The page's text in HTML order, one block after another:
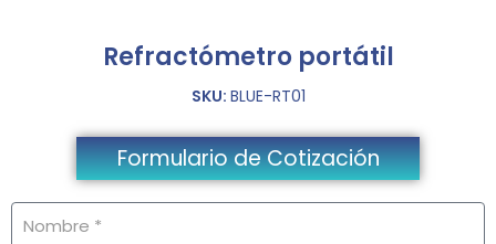
Refractómetro portátil
SKU: BLUE-RT01
Formulario de Cotización